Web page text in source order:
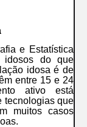
e Estatística
idosos do que
idosa é de
entre 15 e 24
ativo está
tecnologias que
muitos casos